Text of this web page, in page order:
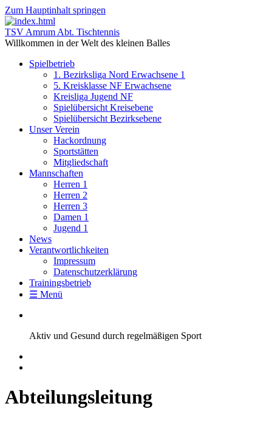
Zum Hauptinhalt springen
TSV Amrum Abt. Tischtennis
Willkommen in der Welt des kleinen Balles
Spielbetrieb
1. Bezirksliga Nord Erwachsene 1
5. Kreisklasse NF Erwachsene
Kreisliga Jugend NF
Spielübersicht Kreisebene
Spielübersicht Bezirksebene
Unser Verein
Hackordnung
Sportstätten
Mitgliedschaft
Mannschaften
Herren 1
Herren 2
Herren 3
Damen 1
Jugend 1
News
Verantwortlichkeiten
Impressum
Datenschutzerklärung
Trainingsbetrieb
☰ Menü
Aktiv und Gesund durch regelmäßigen Sport
Abteilungsleitung